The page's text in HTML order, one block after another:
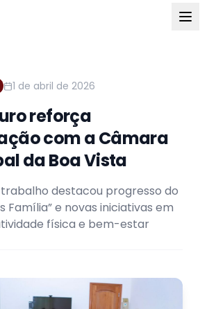
1 de abril de 2026
reforça
com a Câmara
da Boa Vista
trabalho destacou progresso do
Família” e novas iniciativas em
física e bem-estar